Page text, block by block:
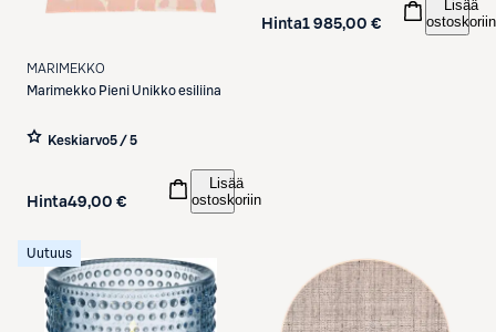
MARIMEKKO
Marimekko Pieni Unikko esiliina
Keskiarvo5 / 5
Hinta49,00 €
Lisää
ostoskoriin
Hinta1 985,00 €
Lisää
ostoskoriin
Uutuus